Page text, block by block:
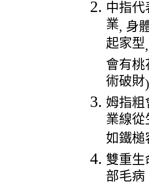
中指代
業, 身
起家型,
會有桃
術破財)
姆指粗
業線
如鐵槌
雙重生
部毛病